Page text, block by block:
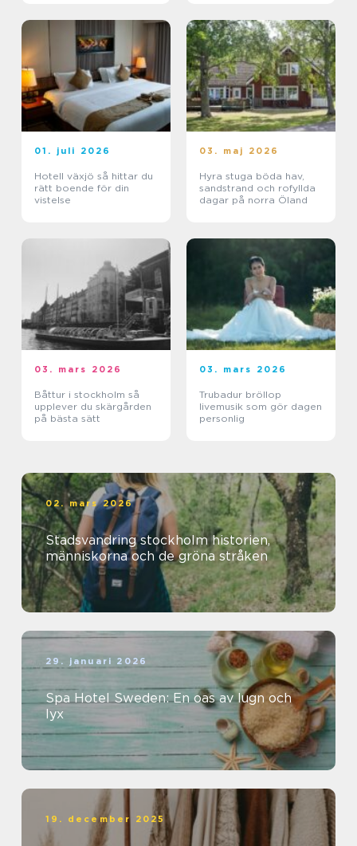
01. juli 2026
Hotell växjö så hittar du
rätt boende för din
vistelse
03. maj 2026
Hyra stuga böda hav,
sandstrand och rofyllda
dagar på norra Öland
03. mars 2026
Båttur i stockholm så
upplever du skärgården
på bästa sätt
03. mars 2026
Trubadur bröllop
livemusik som gör dagen
personlig
02. mars 2026
Stadsvandring stockholm historien,
människorna och de gröna stråken
29. januari 2026
Spa Hotel Sweden: En oas av lugn och
lyx
19. december 2025